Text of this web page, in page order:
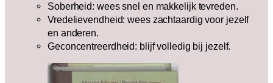
Soberheid: wees snel en makkelijk tevreden.
Vredelievendheid: wees zachtaardig voor jezelf
en anderen.
Geconcentreerdheid: blijf volledig bij jezelf.